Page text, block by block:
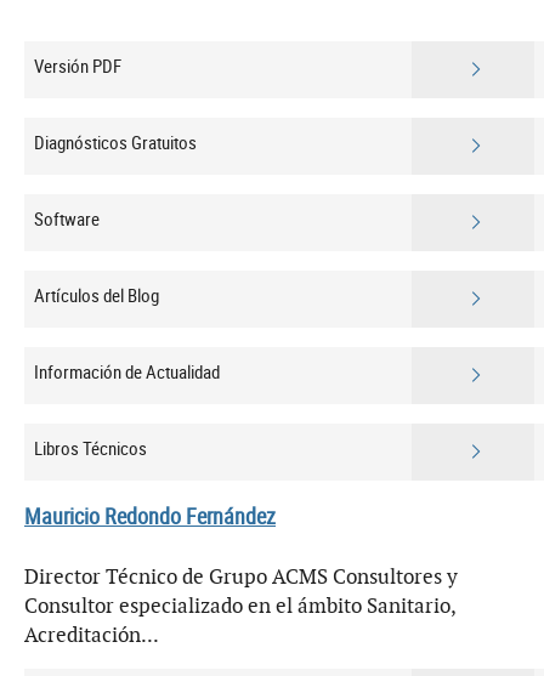
Versión PDF
Diagnósticos Gratuitos
Software
Artículos del Blog
Información de Actualidad
Libros Técnicos
Mauricio Redondo Fernández
Director Técnico de Grupo ACMS Consultores y
Consultor especializado en el ámbito Sanitario,
Acreditación...